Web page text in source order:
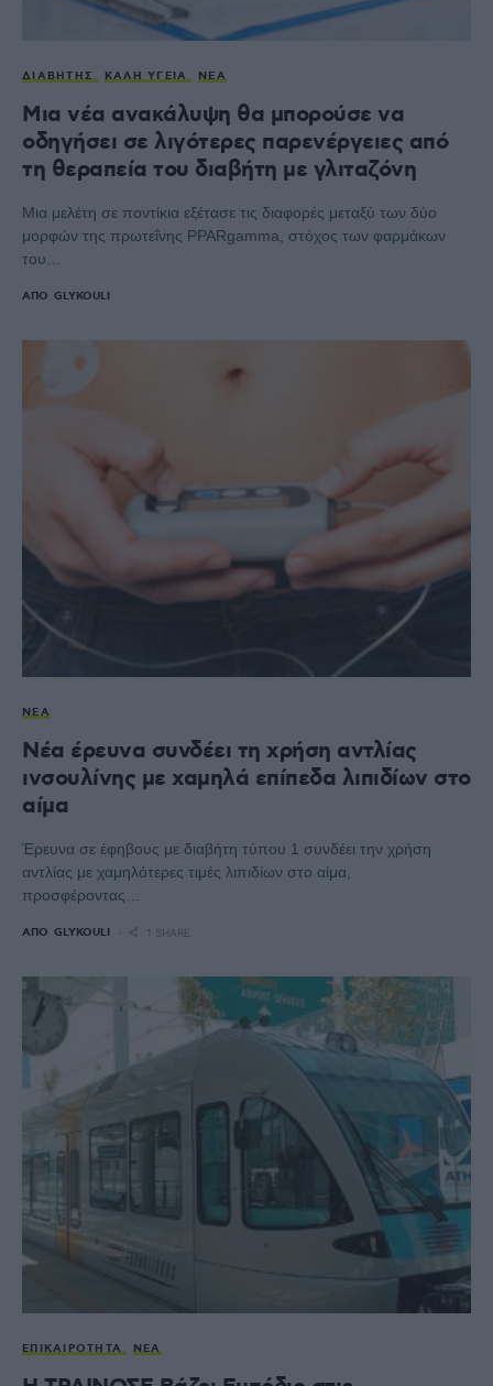
ΔΙΑΒΉΤΗΣ ΚΑΛΉ ΥΓΕΊΑ ΝΈΑ
Μια νέα ανακάλυψη θα μπορούσε να
οδηγήσει σε λιγότερες παρενέργειες από
τη θεραπεία του διαβήτη με γλιταζόνη
Μια μελέτη σε ποντίκια εξέτασε τις διαφορές μεταξύ των δύο
μορφών της πρωτεΐνης PPARgamma, στόχος των φαρμάκων
του…
ΑΠΌ GLYKOULI
ΝΈΑ
Νέα έρευνα συνδέει τη χρήση αντλίας
ινσουλίνης με χαμηλά επίπεδα λιπιδίων στο
αίμα
Έρευνα σε έφηβους με διαβήτη τύπου 1 συνδέει την χρήση
αντλίας με χαμηλότερες τιμές λιπιδίων στο αίμα,
προσφέροντας…
ΑΠΌ GLYKOULI 1 SHARE
ΕΠΙΚΑΙΡΌΤΗΤΑ ΝΈΑ